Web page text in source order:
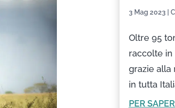
3 Mag 2023 |
Oltre 95
raccolte in
grazie alla
in tutta
PER